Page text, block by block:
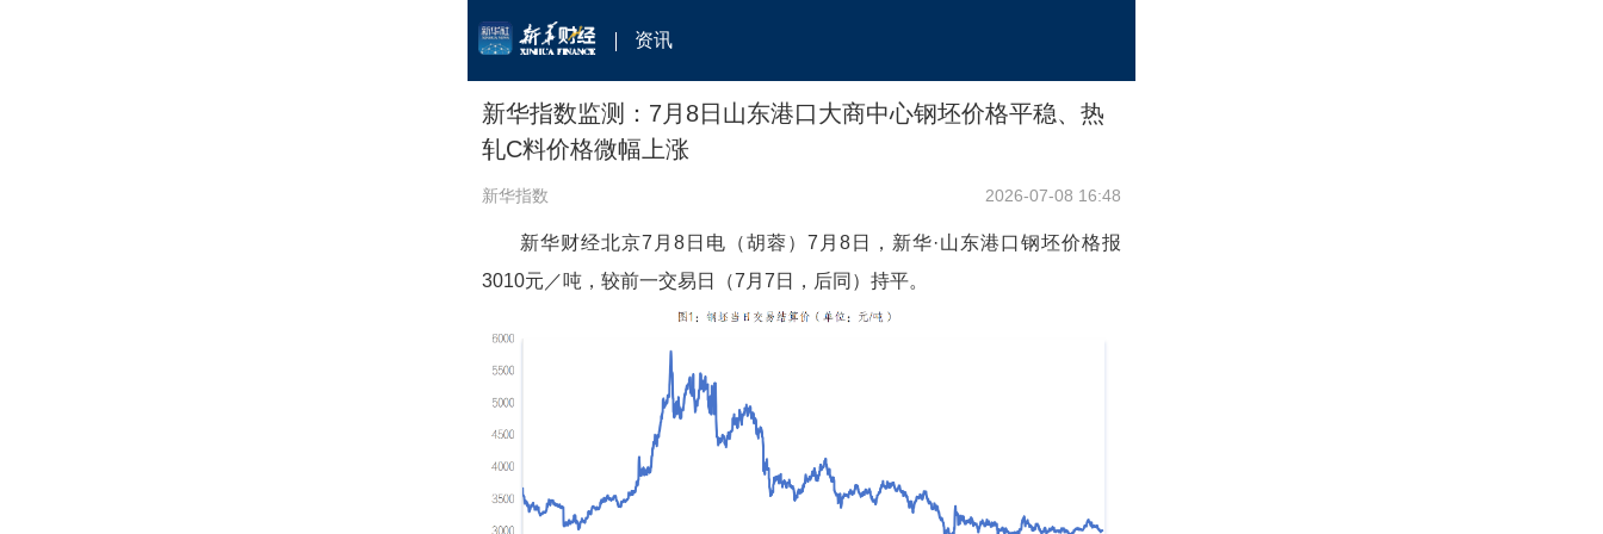
资讯
新华指数监测：7月8日山东港口大商中心钢坯价格平稳、热
轧C料价格微幅上涨
新华指数 2026-07-08 16:48
新华财经北京7月8日电（胡蓉）7月8日，新华·山东港口钢坯价格报
3010元／吨，较前一交易日（7月7日，后同）持平。